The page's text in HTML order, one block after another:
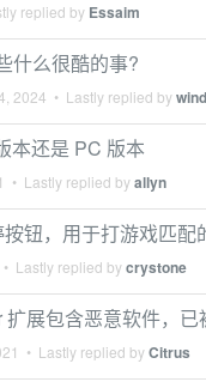
replied by Essaim
什么很酷的事?
2024 • Lastly replied by
本还是 PC 版本
• Lastly replied byallyn
钮，用于打游戏匹
• Lastly replied bycrystone
展包含恶意软件，已
• Lastly replied byCitrus